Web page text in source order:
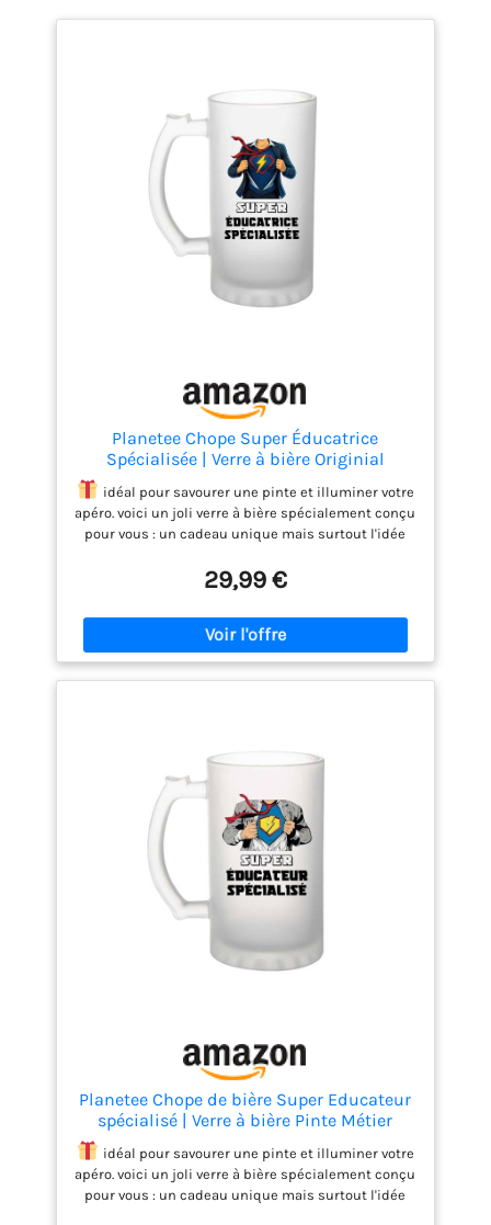
Planetee Chope Super Éducatrice
Spécialisée | Verre à bière Originial
Cadeau Anniversaire Noël Humour fête
des mères
idéal pour savourer une pinte et illuminer votre
apéro. voici un joli verre à bière spécialement conçu
pour vous : un cadeau unique mais surtout l'idée
houblonnée soit unique, cette chope est un cadeau
du durable qui accompagnera longtemps avec le
sourire la personne que vous gâter.
chope en
verre givré avec 50cl de pur bonheur houblonné !
vous serez la star des apéros et afterwork avec ce
verre à bière créée pour vous. éviter le lave-vaisselle
rennes avec amour et humour pour vous ! cadeau
envoyé sous 1 à 2 jours avec suivi.
vente réactif - nous nous engageons à répondre à
tous les messages sous un délai de 24h. nos
équipes sont à votre disposition afin d'apporter une
solution à tout potentiel problème lors de la
commande ou de la livraison.
remboursement et retour à 100 % - si vous n’êtes
garantie de remboursement, sans stress, pendant
29,99 €
Planetee Chope de bière Super Educateur
spécialisé | Verre à bière Pinte Métier
Collègue Cadeau Travail Boulot Départ
Retraite
idéal pour savourer une pinte et illuminer votre
apéro. voici un joli verre à bière spécialement conçu
pour vous : un cadeau unique mais surtout l'idée